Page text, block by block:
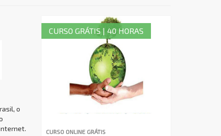
o
CURSO ONLINE GRÁTIS
CURSO GRÁTIS | 40 HORAS